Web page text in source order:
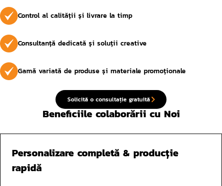
Control al calității și livrare la timp
Consultanță dedicată și soluții creative
Gamă variată de produse și materiale promoționale
Solicită o consultație gratuită
Beneficiile colaborării cu Noi
Personalizare completă & producție
rapidă